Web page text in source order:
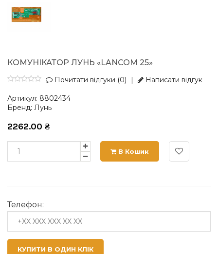
КОМУНІКАТОР ЛУНЬ «LANCOM 25»
Почитати відгуки (0) Написати відгук
Артикул: 8802434
Бренд: Лунь
2262.00 ₴
В Кошик
Телефон:
КУПИТИ В ОДИН КЛІК